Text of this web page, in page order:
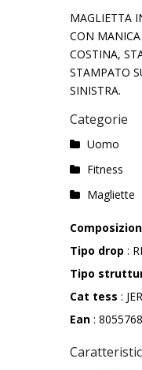
MAGLIETTA
CON
COSTINA,
STAMPATO
SINISTRA.
Categorie
Uomo
Fitness
Magliette
Tipo drop :
Tipo
Cat tess :
Ean :